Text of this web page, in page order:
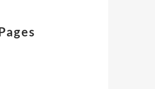
Pages